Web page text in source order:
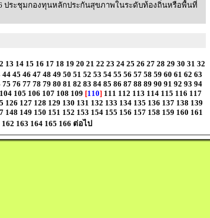
ประชุมกองทุนหลักประกันสุขภาพในระดับท้องถิ่นหรือพื้นที่
13 14 15 16 17 18 19 20 21 22 23 24 25 26 27 28 29 30 31 32
44 45 46 47 48 49 50 51 52 53 54 55 56 57 58 59 60 61 62 63
75 76 77 78 79 80 81 82 83 84 85 86 87 88 89 90 91 92 93 94
104 105 106 107 108 109 [110] 111 112 113 114 115 116 117
126 127 128 129 130 131 132 133 134 135 136 137 138 139
148 149 150 151 152 153 154 155 156 157 158 159 160 161
162 163 164 165 166 ต่อไป